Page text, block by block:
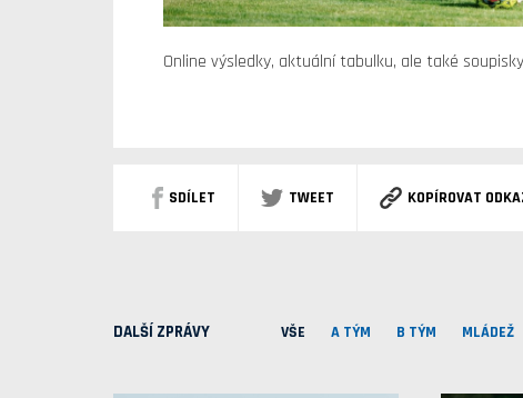
Online výsledky, aktuální tabulku, ale také
SDÍLET TWEET KOPÍROVAT
DALŠÍ ZPRÁVY VŠE A TÝM B TÝM MLÁDEŽ